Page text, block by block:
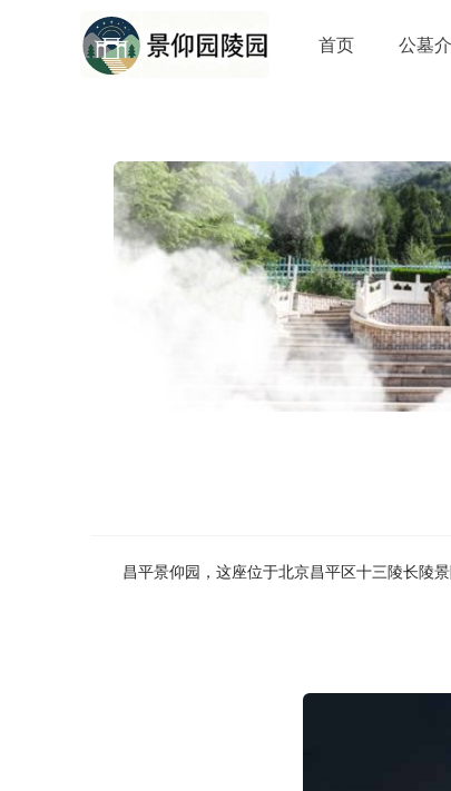
首页 公墓
昌平景仰园，这座位于北京昌平区十三陵长陵